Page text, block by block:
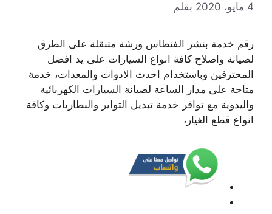
4 مايو، 2020 بقلم
رقم خدمة بنشر الفنطاس ورشة متنقلة على الطرق
لصيانة واصلاح كافة انواع السيارات على يد افضل
المحترفين وباستخدام احدث الادوات والمعدات، خدمة
متاحة على مدار الساعة لصيانة السيارات الكهربائية
واليدوية مع توافر خدمة تبديل التواير والبطاريات وكافة
انواع قطع الغيار،